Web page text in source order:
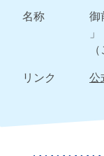
名称
御
」
リンク
公